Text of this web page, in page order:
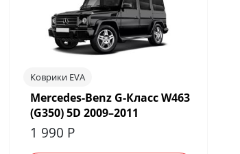
Коврики EVA
Mercedes-Benz G-Класс W463
(G350) 5D 2009–2011
1 990 Р